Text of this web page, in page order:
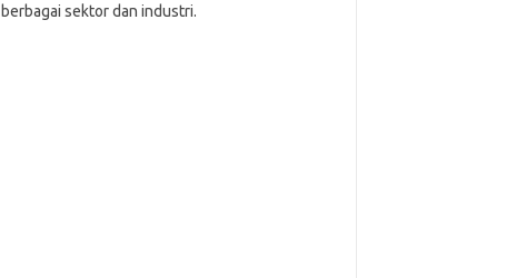
berbagai sektor dan industri.